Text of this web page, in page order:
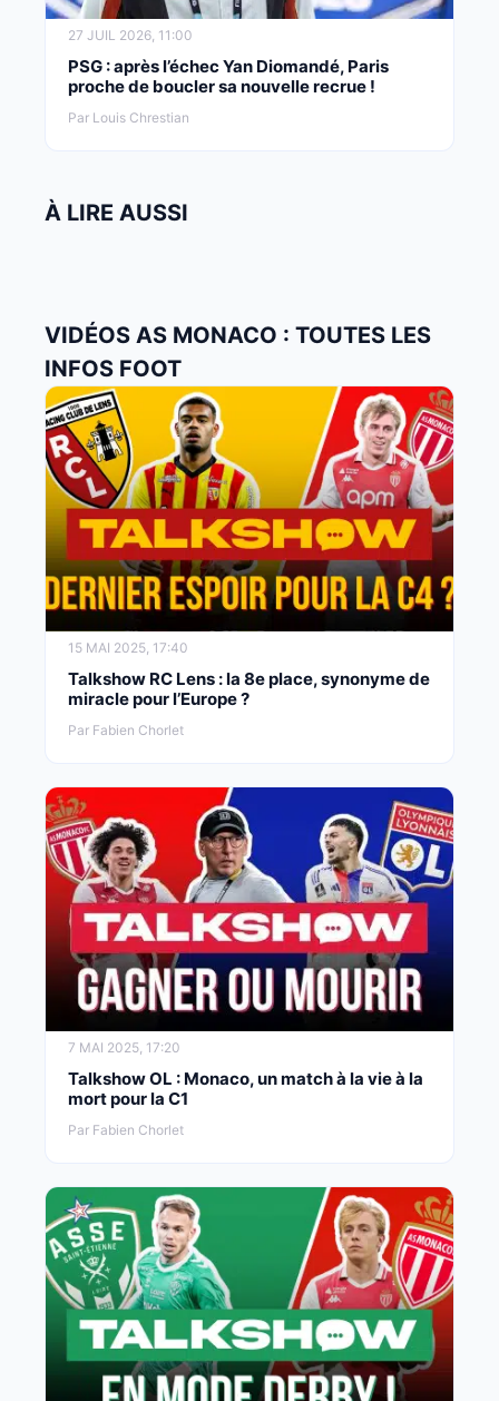
27 JUIL 2026, 11:00
PSG : après l’échec Yan Diomandé, Paris
proche de boucler sa nouvelle recrue !
Par Louis Chrestian
À LIRE AUSSI
VIDÉOS AS MONACO : TOUTES LES
INFOS FOOT
15 MAI 2025, 17:40
Talkshow RC Lens : la 8e place, synonyme de
miracle pour l’Europe ?
Par Fabien Chorlet
7 MAI 2025, 17:20
Talkshow OL : Monaco, un match à la vie à la
mort pour la C1
Par Fabien Chorlet